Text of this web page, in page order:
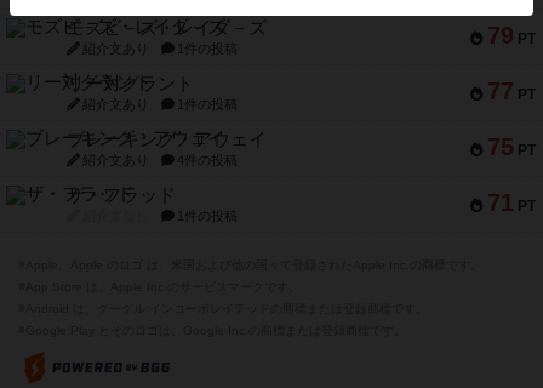
79 PT
モズビ－ズ・レイダ－ズ
紹介文あり 1件の投稿
77 PT
リー対グラント
紹介文あり 1件の投稿
75 PT
ブレーキング・アウェイ
紹介文あり 4件の投稿
71 PT
ザ・フラッド
1件の投稿